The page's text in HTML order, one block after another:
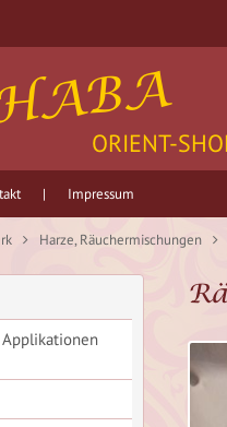
ORIENT-
| Impressum
Harze, Räuchermischungen